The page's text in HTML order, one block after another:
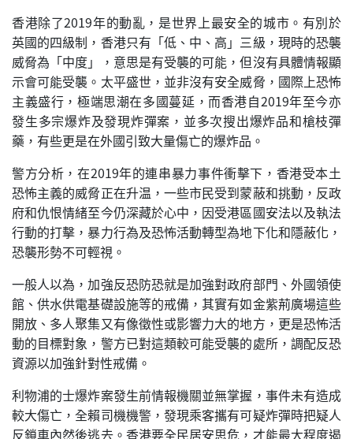
香港除了2019年的動亂，是世界上最安全的城市。有別於
英國的四級制，香港只有「低、中、高」三級，現時的恐襲
威脅為「中度」，意思是有受襲的可能，但沒有具體情報顯
示會可能受襲。太平盛世，並非沒有安全威脅，國際上恐怖
主義盛行，極端思潮在多國蔓延，而香港自2019年至今亦
發生多宗爆炸及發現炸彈案，並多次搜出爆炸品和槍枝彈
藥，有些更是在外國引致大量傷亡的爆炸品。
警方分析，在2019年的連串暴力事件衝擊下，香港受本土
恐怖主義的威脅正在升温，一些市民受到蒙蔽和挑動，反政
府和仇恨情緒至今仍深藏於心中，因受港區國安法以及執法
行動的打擊，暴力行為及恐怖活動轉型為地下化和隱蔽化，
恐襲形勢不可輕視。
一般人以為，加強反恐防恐就是加強對政府部門、外國領使
館、供水供電基礎設施等的戒備，其實有如金紫荊廣場這些
開放、多人聚集又有像徵性或影響力大的地方，更是恐怖活
動的目標對象，警方已對這類較可能受襲的處所，調配反恐
資源以加強針對性戒備。
利物浦的士爆炸案發生前情報機關並無掌握，事件未有造成
較大傷亡，全賴司機機警，發現乘客攜有可疑炸彈時把疑人
反鎖車內然後逃去。香港要全民居安思危，才能最大程度遏